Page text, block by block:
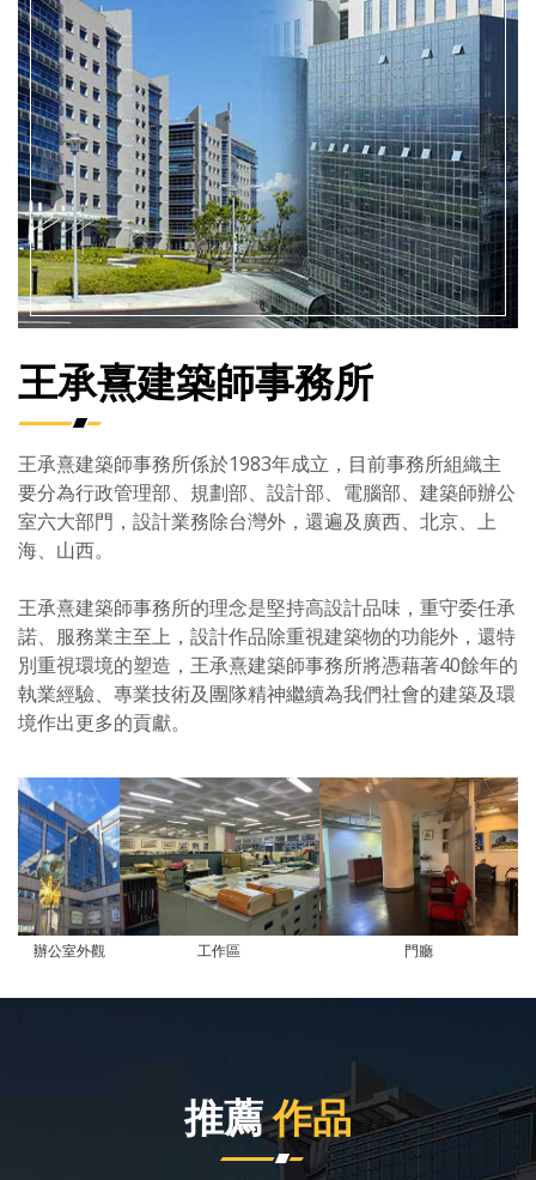
王承熹建築師事務所
王承熹建築師事務所係於1983年成立，目前事務所組織主
要分為行政管理部、規劃部、設計部、電腦部、建築師辦公
室六大部門，設計業務除台灣外，還遍及廣西、北京、上
海、山西。
王承熹建築師事務所的理念是堅持高設計品味，重守委任承
諾、服務業主至上，設計作品除重視建築物的功能外，還特
別重視環境的塑造，王承熹建築師事務所將憑藉著40餘年的
執業經驗、專業技術及團隊精神繼續為我們社會的建築及環
境作出更多的貢獻。
辦公室外觀 工作區 門廳
推薦作品